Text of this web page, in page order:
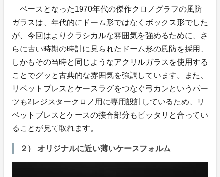
ベースとなった1970年代の傑作クロノグラフの風防
ガラスは、年代的にドーム形ではなくボックス形でした
が、今回はよりクラシカルな雰囲気を強めるために、さ
らに古い時期の時計に見られたドーム形の風防を採用、
しかもその当時と同じようなアクリルガラスを使用する
ことでグッと古典的な雰囲気を強調しています。また、
リベットブレスとケースラグをつなぐ弓カンというパー
ツも2レジスタークロノ用に専用設計しているため、リ
ベットブレスとケースの接合部分もピッタリと合ってい
ることが見て取れます。
２） オリジナルに近い薄いケースフォルム